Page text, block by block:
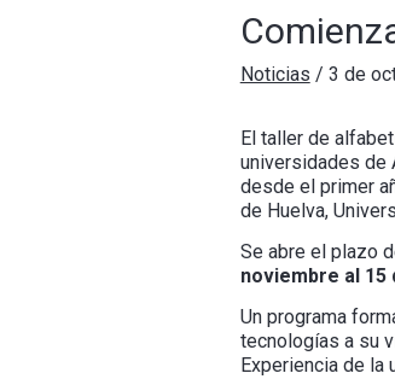
Noticias / 3 de
El taller de
universidades de
desde el primer
de Huelva,
Se abre el plazo
noviembre al 15
Un programa
tecnologías a su
Experiencia de la